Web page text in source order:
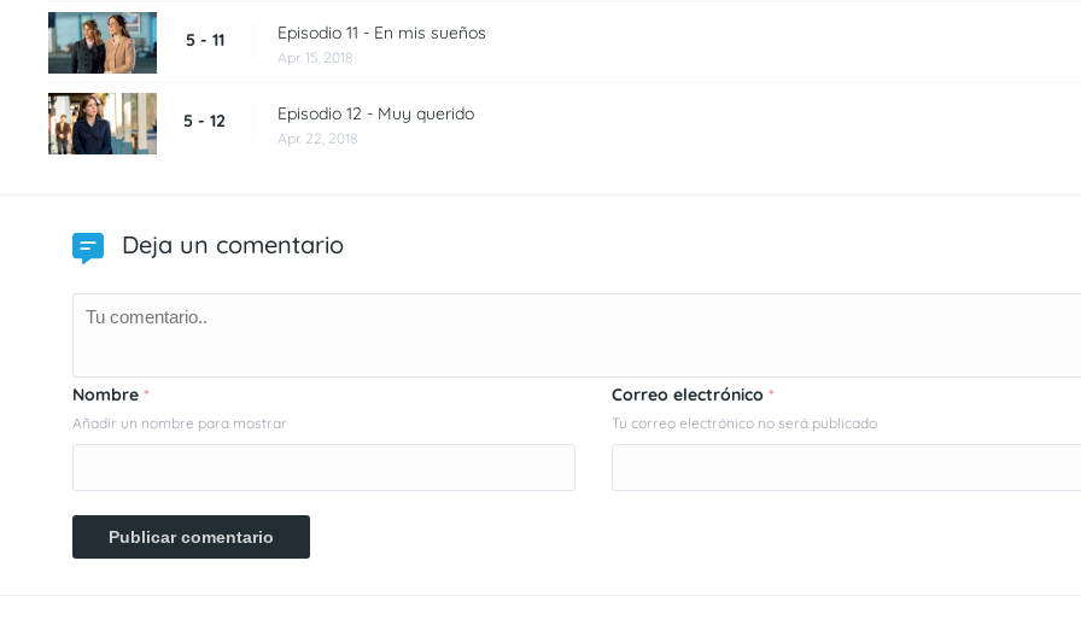
5 - 11 Episodio 11 - En mis sueños
Apr. 15, 2018
5 - 12 Episodio 12 - Muy querido
Apr. 22, 2018
Deja un comentario
Nombre *
Añadir un nombre para mostrar
Correo electrónico *
Tu correo electrónico no será publicado